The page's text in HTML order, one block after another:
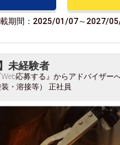
期間：2025/01/07～2027/
未経験者
応募する』からアドバイザー
・溶接等） 正社員